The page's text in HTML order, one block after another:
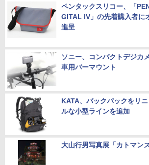
ペンタックスリコー、「
GITAL IV」の先着購入者に
進呈
ソニー、コンパクトデジカ
車用バーマウント
KATA、バックパックをリ
ルな小型ラインを追加
大山行男写真展「カトマン